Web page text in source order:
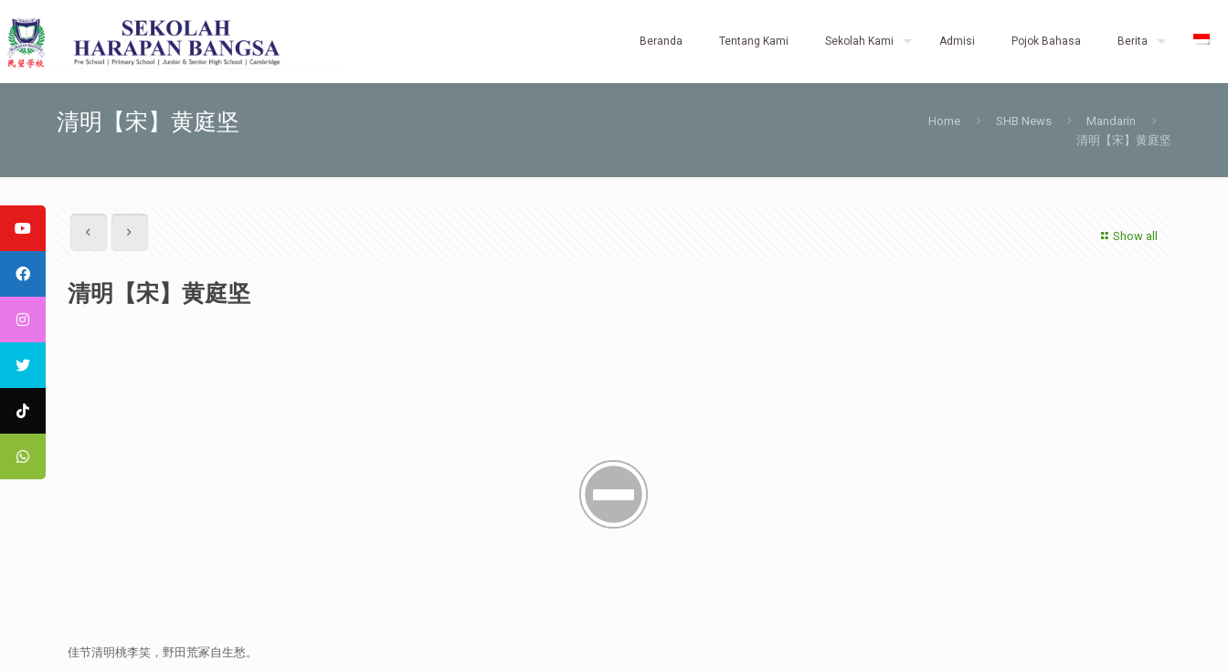
Beranda Tentang Kami Sekolah Kami Admisi Pojok Bahasa Berita
清明【宋】黄庭坚 Home SHB News
Mandarin
清明【宋】黄庭坚
Show all
清明【宋】黄庭坚
佳节清明桃李笑，野田荒冢自生愁。